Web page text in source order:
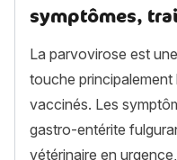
symptômes,
La parvovirose est
touche
vaccinés. Les
gastro-entérite
vétérinaire en